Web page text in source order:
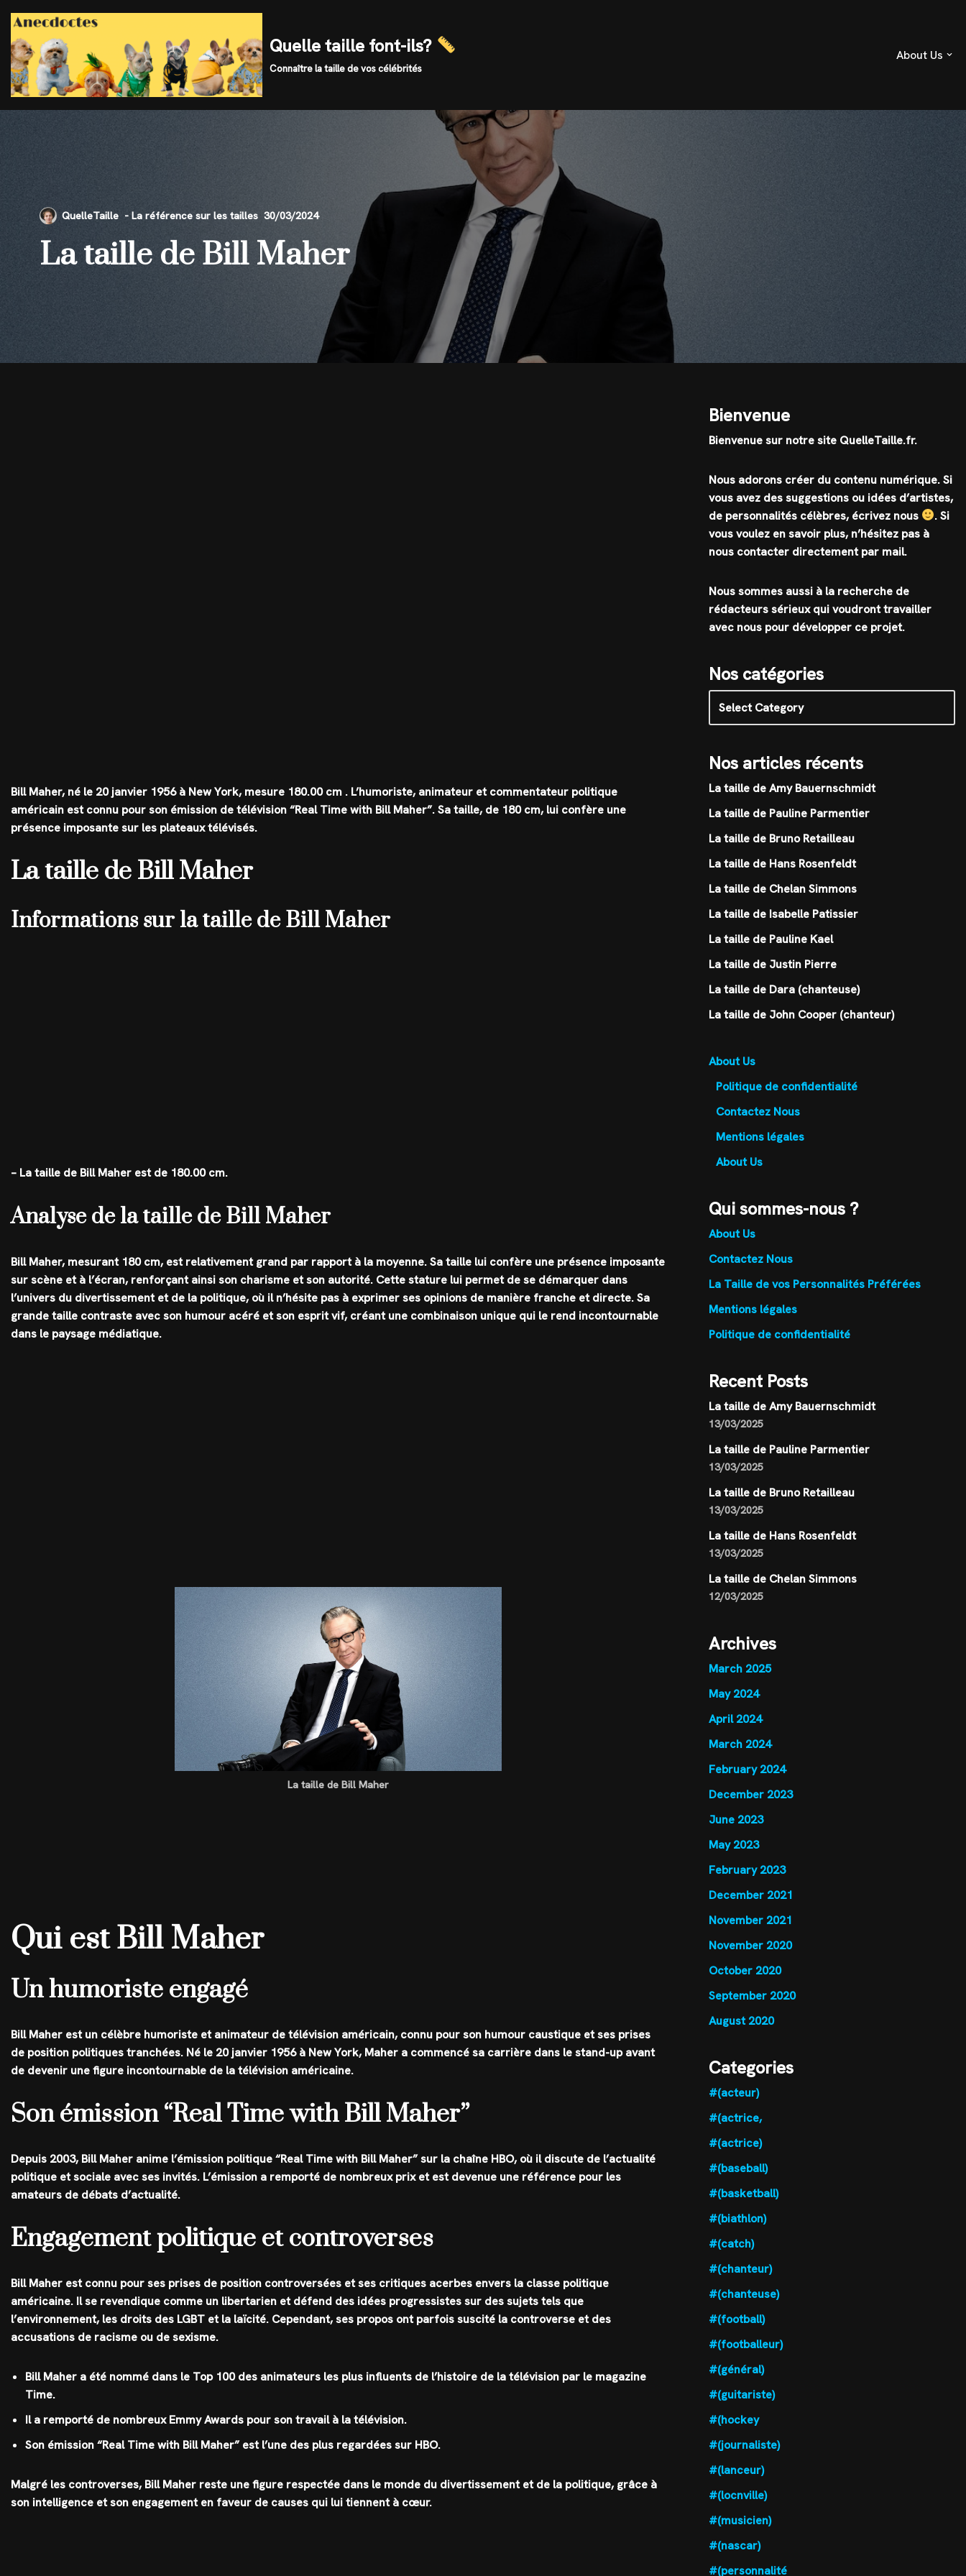
Skip
to
content
Quelle taille font-ils?
Connaître la taille de vos célébrités
About Us
QuelleTaille 30/03/2024
La taille de Bill Maher
Bill Maher, né le 20 janvier 1956 à New York, mesure 180.00 cm . L’humoriste, animateur et commentateur politique
américain est connu pour son émission de télévision “Real Time with Bill Maher”. Sa taille, de 180 cm, lui confère une
présence imposante sur les plateaux télévisés.
La taille de Bill Maher
Informations sur la taille de Bill Maher
– La taille de Bill Maher est de 180.00 cm.
Analyse de la taille de Bill Maher
Bill Maher, mesurant 180 cm, est relativement grand par rapport à la moyenne. Sa taille lui confère une présence imposante
sur scène et à l’écran, renforçant ainsi son charisme et son autorité. Cette stature lui permet de se démarquer dans
l’univers du divertissement et de la politique, où il n’hésite pas à exprimer ses opinions de manière franche et directe. Sa
grande taille contraste avec son humour acéré et son esprit vif, créant une combinaison unique qui le rend incontournable
dans le paysage médiatique.
La taille de Bill Maher
Qui est Bill Maher
Un humoriste engagé
Bill Maher est un célèbre humoriste et animateur de télévision américain, connu pour son humour caustique et ses prises
de position politiques tranchées. Né le 20 janvier 1956 à New York, Maher a commencé sa carrière dans le stand-up avant
de devenir une figure incontournable de la télévision américaine.
Son émission “Real Time with Bill Maher”
Depuis 2003, Bill Maher anime l’émission politique “Real Time with Bill Maher” sur la chaîne HBO, où il discute de l’actualité
politique et sociale avec ses invités. L’émission a remporté de nombreux prix et est devenue une référence pour les
amateurs de débats d’actualité.
Engagement politique et controverses
Bill Maher est connu pour ses prises de position controversées et ses critiques acerbes envers la classe politique
américaine. Il se revendique comme un libertarien et défend des idées progressistes sur des sujets tels que
l’environnement, les droits des LGBT et la laïcité. Cependant, ses propos ont parfois suscité la controverse et des
accusations de racisme ou de sexisme.
Bill Maher a été nommé dans le Top 100 des animateurs les plus influents de l’histoire de la télévision par le magazine
Time.
Il a remporté de nombreux Emmy Awards pour son travail à la télévision.
Son émission “Real Time with Bill Maher” est l’une des plus regardées sur HBO.
Malgré les controverses, Bill Maher reste une figure respectée dans le monde du divertissement et de la politique, grâce à
son intelligence et son engagement en faveur de causes qui lui tiennent à cœur.
Bienvenue
Bienvenue sur notre site QuelleTaille.fr.
Nous adorons créer du contenu numérique. Si
vous avez des suggestions ou idées d’artistes,
de personnalités célèbres, écrivez nous
.Si
vous voulez en savoir plus, n’hésitez pas à
nous contacter directement par mail.
Nous sommes aussi à la recherche de
rédacteurs sérieux qui voudront travailler
avec nous pour développer ce projet.
Nos catégories
Nos articles récents
La taille de Amy Bauernschmidt
La taille de Pauline Parmentier
La taille de Bruno Retailleau
La taille de Hans Rosenfeldt
La taille de Chelan Simmons
La taille de Isabelle Patissier
La taille de Pauline Kael
La taille de Justin Pierre
La taille de Dara (chanteuse)
La taille de John Cooper (chanteur)
About Us
Politique de confidentialité
Contactez Nous
Mentions légales
About Us
Qui sommes-nous ?
About Us
Contactez Nous
La Taille de vos Personnalités Préférées
Mentions légales
Politique de confidentialité
Recent Posts
La taille de Amy Bauernschmidt
13/03/2025
La taille de Pauline Parmentier
13/03/2025
La taille de Bruno Retailleau
13/03/2025
La taille de Hans Rosenfeldt
13/03/2025
La taille de Chelan Simmons
12/03/2025
Archives
March 2025
May 2024
April 2024
March 2024
February 2024
December 2023
June 2023
May 2023
February 2023
December 2021
November 2021
November 2020
October 2020
September 2020
August 2020
Categories
#(acteur)
#(actrice,
#(actrice)
#(baseball)
#(basketball)
#(biathlon)
#(catch)
#(chanteur)
#(chanteuse)
#(football)
#(footballeur)
#(général)
#(guitariste)
#(hockey
#(journaliste)
#(lanceur)
#(locnville)
#(musicien)
#(nascar)
#(personnalité